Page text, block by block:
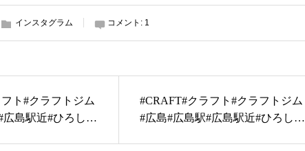
インスタグラム コメント: 1
ト#クラフトジム
広島駅近#ひろしま
#CRAFT#クラフト#クラフトジム
#広島#広島駅#広島駅近#ひろしま